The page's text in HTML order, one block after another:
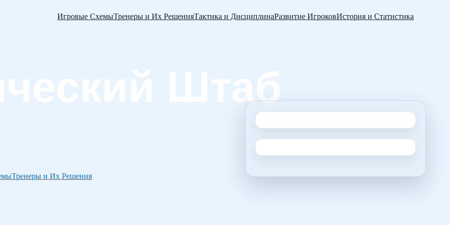
Игровые СхемыТренеры и Их РешенияТактика и ДисциплинаРазвитие ИгроковИстория и Статистика
Тренеры и Их Решения